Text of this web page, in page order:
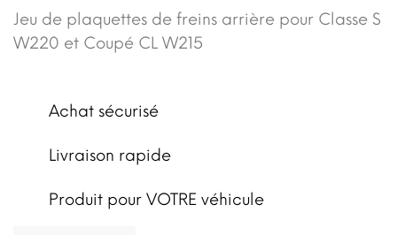
Jeu de plaquettes de freins arrière pour Classe S
W220 et Coupé CL W215
Achat sécurisé
Livraison rapide
Produit pour VOTRE véhicule